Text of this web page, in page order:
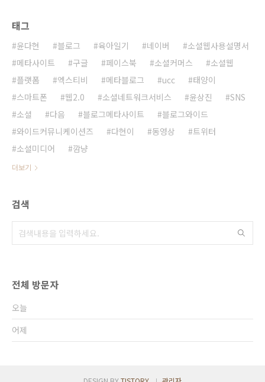
태그
윤다현 블로그 육아일기 네이버
소셜웹사용설명서
메타사이트
구글 페이스북 소셜커머스
소셜웹
플랫폼
엑스티비 메타블로그 ucc
태양이
스마트폰
웹2.0 소셜네트워크서비스 윤상진
SNS
소셜
다음 블로그메타사이트
블로그와이드
와이드커뮤니케이션즈
다현이 동영상
트위터
소셜미디어
깜냥
더보기
검색
전체 방문자
오늘
어제